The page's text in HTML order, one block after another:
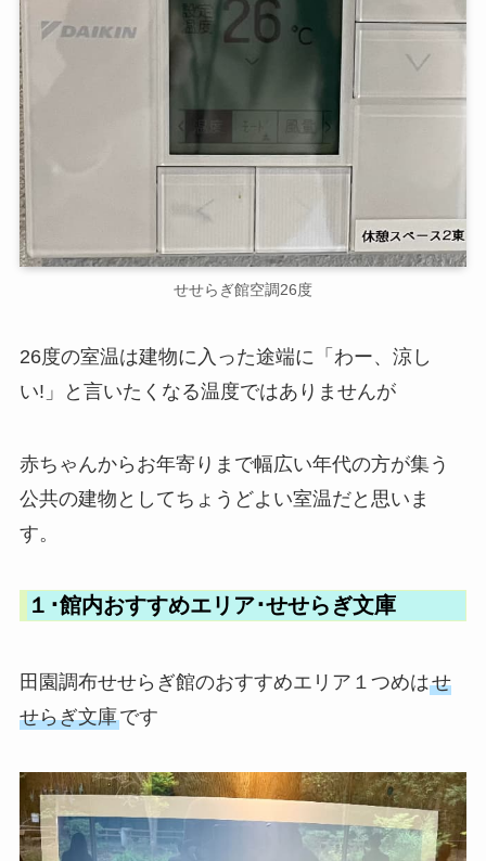
せせらぎ館空調26度
26度の室温は建物に入った途端に「わー、涼し
い!」と言いたくなる温度ではありませんが
赤ちゃんからお年寄りまで幅広い年代の方が集う
公共の建物としてちょうどよい室温だと思いま
す。
１･館内おすすめエリア･せせらぎ文庫
田園調布せせらぎ館のおすすめエリア１つめはせ
せらぎ文庫です